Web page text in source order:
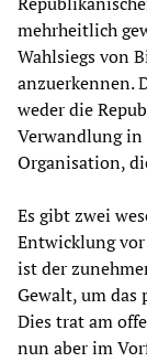
mehrheitlich
Wahlsiegs von
anzuerkennen.
weder die
Verwandlung
Organisation,
Es gibt zwei
Entwicklung vor
ist der
Gewalt, um das
Dies trat am
nun aber im